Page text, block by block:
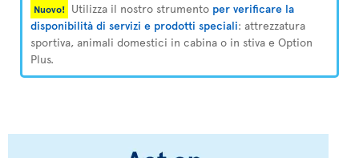
Nuovo! Utilizza il nostro strumento per verificare la
disponibilità di servizi e prodotti speciali: attrezzatura
sportiva, animali domestici in cabina o in stiva e Option
Plus.